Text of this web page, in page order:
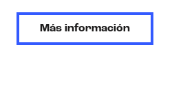
Más información